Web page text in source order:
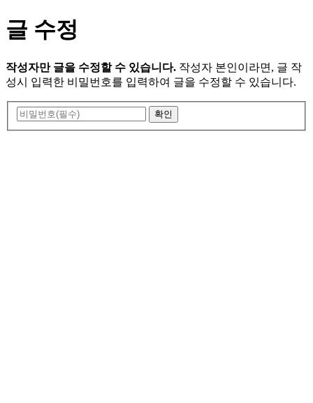
글 수정
작성자만 글을 수정할 수 있습니다. 작성자 본인이라면, 글 작
성시 입력한 비밀번호를 입력하여 글을 수정할 수 있습니다.